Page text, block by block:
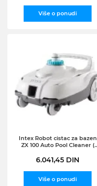
Više o ponudi
Intex Robot cistac za bazen
ZX 100 Auto Pool Cleaner (
6.041,45 DIN
Više o ponudi